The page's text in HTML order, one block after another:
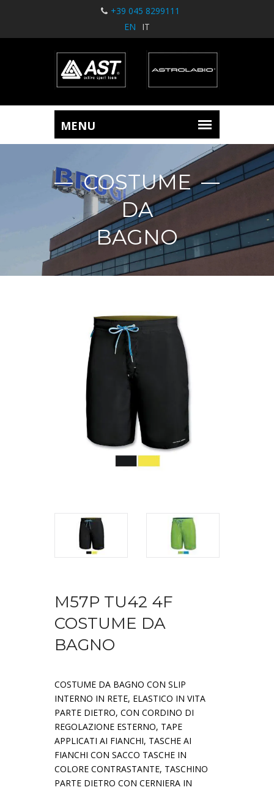
+39 045 8299111
EN
IT
COSTUME
DA
BAGNO
M57P TU42 4F
COSTUME DA
BAGNO
COSTUME DA BAGNO CON SLIP
INTERNO IN RETE, ELASTICO IN VITA
PARTE DIETRO, CON CORDINO DI
REGOLAZIONE ESTERNO, TAPE
APPLICATI AI FIANCHI, TASCHE AI
FIANCHI CON SACCO TASCHE IN
COLORE CONTRASTANTE, TASCHINO
PARTE DIETRO CON CERNIERA IN